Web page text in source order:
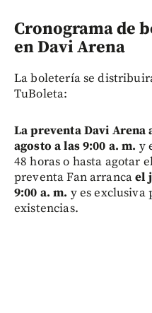
Cronograma de
en Davi Arena
La boletería se
TuBoleta:
La preventa Davi Arena
agosto a las 9:00 a. m. y
48 horas o hasta agotar
preventa Fan arrancael
9:00 a. m. y es exclusiva
existencias.